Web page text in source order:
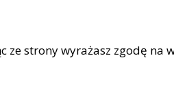
strony wyrażasz zgodę na